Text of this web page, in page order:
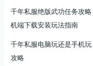
千年私服绝版武功任务攻
机端下载安装玩法指南
千年私服电脑玩还是手机
攻略